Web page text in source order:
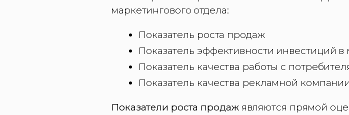
маркетингового отдела:
Показатель роста продаж
Показатель эффективности инвестиций в
Показатель качества работы с
Показатель качества рекламной компании
Показатели роста продажявляются прямой